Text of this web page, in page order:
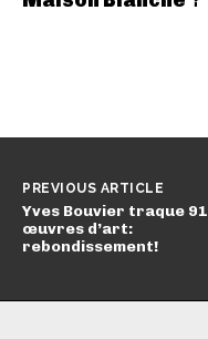
PREVIOUS ARTICLE
Yves Bouvier traque 91
œuvres d’art:
rebondissement!